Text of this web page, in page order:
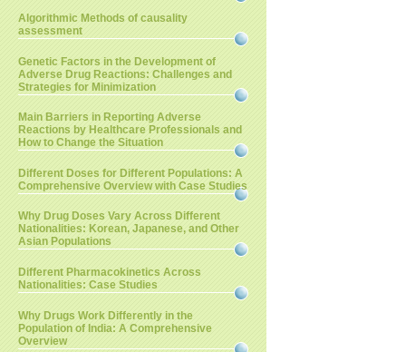
Algorithmic Methods of causality
assessment
Genetic Factors in the Development of
Adverse Drug Reactions: Challenges and
Strategies for Minimization
Main Barriers in Reporting Adverse
Reactions by Healthcare Professionals and
How to Change the Situation
Different Doses for Different Populations: A
Comprehensive Overview with Case Studies
Why Drug Doses Vary Across Different
Nationalities: Korean, Japanese, and Other
Asian Populations
Different Pharmacokinetics Across
Nationalities: Case Studies
Why Drugs Work Differently in the
Population of India: A Comprehensive
Overview